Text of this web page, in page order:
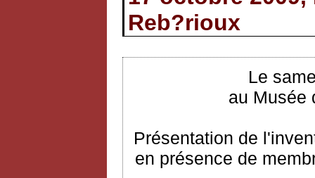
Reb?rioux
Le
au Musée
Présentation de
en présence de